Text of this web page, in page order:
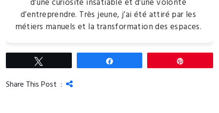
d’entreprendre. Très jeune, j’ai été attiré par les
métiers manuels et la transformation des espaces.
Share This Post :